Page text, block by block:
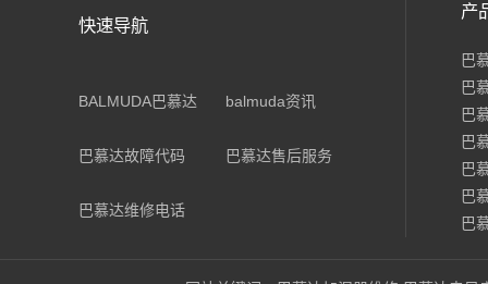
快速导航
BALMUDA巴慕达 balmuda资讯
巴慕达故障代码 巴慕达售后服务
巴慕达维修电话
产
巴
巴
巴
巴
巴
巴
巴